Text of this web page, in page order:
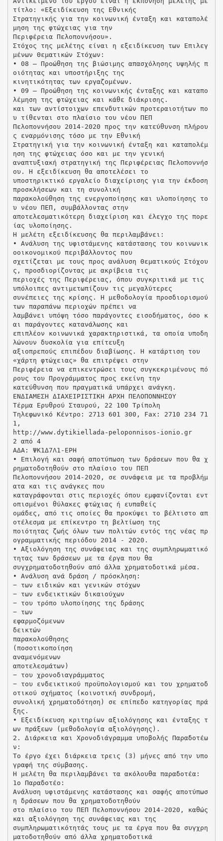
τίτλο: «Εξειδίκευση της Εθνικής
Στρατηγικής για την κοινωνική ένταξη και καταπολέ
μηση της φτώχειας για την
Περιφέρεια Πελοποννήσου».
Στόχος της μελέτης είναι η εξειδίκευση των Επιλεγ
μένων Θεματικών Στόχων:
• 08 – Προώθηση της βιώσιμης απασχόλησης υψηλής π
οιότητας και υποστήριξης της
κινητικότητας των εργαζομένων.
• 09 – Προώθηση της κοινωνικής ένταξης και καταπο
λέμηση της φτώχειας και κάθε διάκρισης.
και των αντίστοιχων επενδυτικών προτεραιοτήτων πο
υ τίθενται στο πλαίσιο του νέου ΠΕΠ
Πελοποννήσου 2014-2020 προς την κατεύθυνση πλήρου
ς εναρμόνισης τόσο με την Εθνική
Στρατηγική για την κοινωνική ένταξη και καταπολέμ
ηση της φτώχειας όσο και με την γενική
αναπτυξιακή στρατηγική της Περιφέρειας Πελοποννήσ
ου. Η εξειδίκευση θα αποτελέσει το
υποστηρικτικό εργαλείο διαχείρισης για την έκδοση
προσκλήσεων και τη συνολική
παρακολούθηση της ενεργοποίησης και υλοποίησης το
υ νέου ΠΕΠ, συμβάλλοντας στην
αποτελεσματικότερη διαχείριση και έλεγχο της πορε
ίας υλοποίησης.
Η μελέτη εξειδίκευσης θα περιλαμβάνει:
• Ανάλυση της υφιστάμενης κατάστασης του κοινωνικ
οοικονομικού περιβάλλοντος που
σχετίζεται με τους προς ανάλυση Θεματικούς Στόχου
ς, προσδιορίζοντας με ακρίβεια τις
περιοχές της Περιφέρειας, όπου συγκριτικά με τις
υπόλοιπες αντιμετωπίζουν τις μεγαλύτερες
συνέπειες της κρίσης. Η μεθοδολογία προσδιορισμού
των παραπάνω περιοχών πρέπει να
λαμβάνει υπόψη τόσο παράγοντες εισοδήματος, όσο κ
αι παράγοντες κατανάλωσης και
επιπλέον κοινωνικά χαρακτηριστικά, τα οποία υποδη
λώνουν δυσκολία για επίτευξη
αξιοπρεπούς επιπέδου διαβίωσης. Η κατάρτιση του
«χάρτη φτώχειας» θα επιτρέψει στην
Περιφέρεια να επικεντρώσει τους συγκεκριμένους πό
ρους του Προγράμματος προς εκείνη την
κατεύθυνση που πραγματικά υπάρχει ανάγκη.
ΕΝΔΙΑΜΕΣΗ ΔΙΑΧΕΙΡΙΣΤΙΚΗ ΑΡΧΗ ΠΕΛΟΠΟΝΝΗΣΟΥ
Τέρμα Ερυθρού Σταυρού, 22 100 Τρίπολη
Τηλεφωνικό Κέντρο: 2713 601 300, Fax: 2710 234 71
1,
http://www.dytikiellada-peloponnisos-ionio.gr
2 από 4
ΑΔΑ: ΨΚ1Δ7Λ1-ΕΡΗ
• Επιλογή και σαφή αποτύπωση των δράσεων που θα χ
ρηματοδοτηθούν στο πλαίσιο του ΠΕΠ
Πελοποννήσου 2014-2020, σε συνάφεια με τα προβλήμ
ατα και τις ανάγκες που
καταγράφονται στις περιοχές όπου εμφανίζονται εντ
οπισμένοι θύλακες φτώχιας ή ευπαθείς
ομάδες, από τις οποίες θα προκύψει το βέλτιστο απ
οτέλεσμα με επίκεντρο τη βελτίωση της
ποιότητας ζωής όλων των πολιτών εντός της νέας πρ
ογραμματικής περιόδου 2014 - 2020.
• Αξιολόγηση της συνάφειας και της συμπληρωματικό
τητας των δράσεων με τα έργα που θα
συγχρηματοδοτηθούν από άλλα χρηματοδοτικά μέσα.
• Ανάλυση ανά δράση / πρόσκληση:
− των ειδικών και γενικών στόχων
− των ενδεικτικών δικαιούχων
− του τρόπο υλοποίησης της δράσης
− των
εφαρμοζόμενων
δεικτών
παρακολούθησης
(ποσοτικοποίηση
αναμενόμενων
αποτελεσμάτων)
− του χρονοδιαγράμματος
− του ενδεικτικού προϋπολογισμού και του χρηματοδ
οτικού σχήματος (κοινοτική συνδρομή,
συνολική χρηματοδότηση) σε επίπεδο κατηγορίας πρά
ξης.
• Εξειδίκευση κριτηρίων αξιολόγησης και ένταξης τ
ων πράξεων (μεθοδολογία αξιολόγησης).
2. Διάρκεια και Χρονοδιάγραμμα υποβολής Παραδοτέω
ν:
Το έργο έχει διάρκεια τρεις (3) μήνες από την υπο
γραφή της σύμβασης.
Η μελέτη θα περιλαμβάνει τα ακόλουθα παραδοτέα:
1o Παραδοτέο:
Ανάλυση υφιστάμενης κατάστασης και σαφής αποτύπωσ
η δράσεων που θα χρηματοδοτηθούν
στο πλαίσιο του ΠΕΠ Πελοποννήσου 2014-2020, καθώς
και αξιολόγηση της συνάφειας και της
συμπληρωματικότητάς τους με τα έργα που θα συγχρη
ματοδοτηθούν από άλλα χρηματοδοτικά